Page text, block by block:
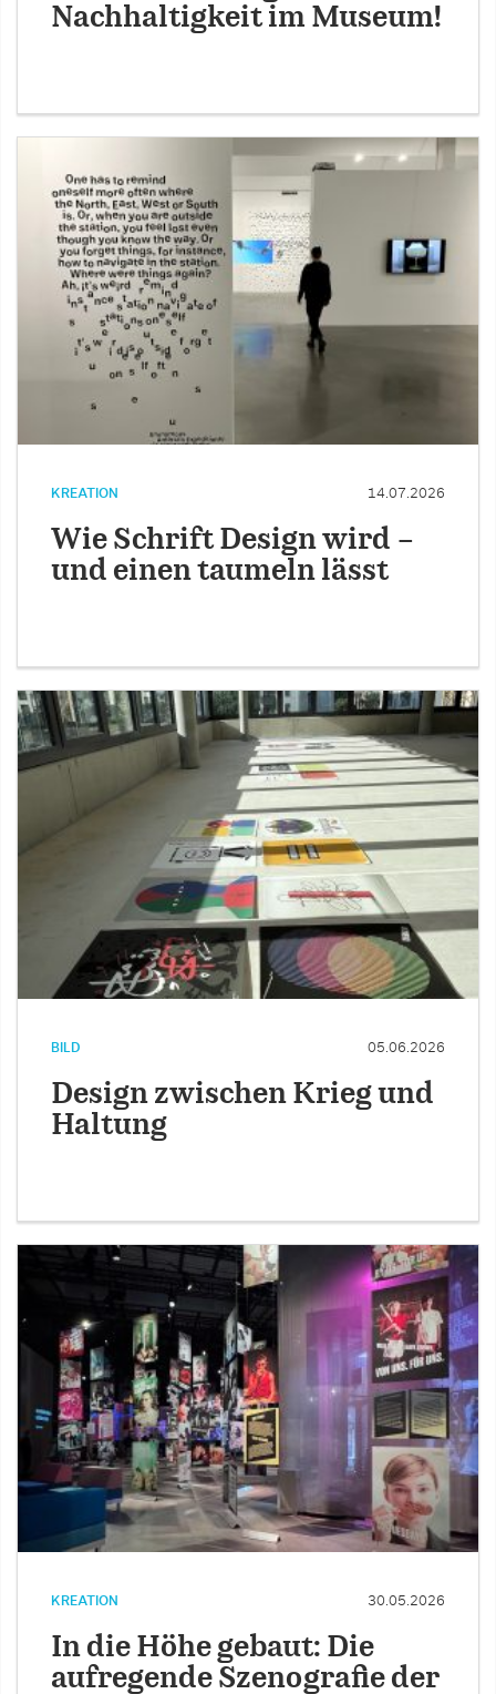
Nachhaltigkeit im Museum!
KREATION 14.07.2026
Wie Schrift Design wird –
und einen taumeln lässt
BILD 05.06.2026
Design zwischen Krieg und
Haltung
KREATION 30.05.2026
In die Höhe gebaut: Die
aufregende Szenografie der